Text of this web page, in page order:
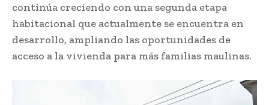
continúa creciendo con una segunda etapa
habitacional que actualmente se encuentra en
desarrollo, ampliando las oportunidades de
acceso a la vivienda para más familias maulinas.